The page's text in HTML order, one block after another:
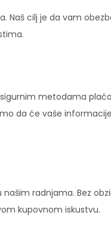
Naš cilj je da vam
metodama
da će vaše
radnjama. Bez
kupovnom iskustvu.